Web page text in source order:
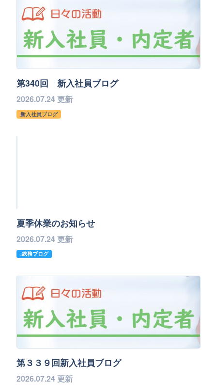
第340回 新入社員ブログ
2026.07.24 更新
新入社員ブログ
夏季休業のお知らせ
2026.07.24 更新
.総務ブログ
第３３９回新入社員ブログ
2026.07.24 更新